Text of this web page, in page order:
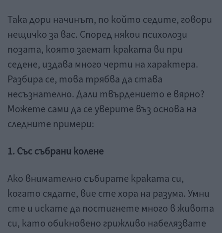
Така дори начинът, по който седите, говори
нещичко за вас. Според някои психолози
позата, която заемат краката ви при
седене, издава много черти на характера.
Разбира се, това трябва да става
несъзнателно. Дали твърдението е вярно?
Можете сами да се уверите въз основа на
следните примери:
1. Със събрани колене
Ако внимателно събирате краката си,
когато сядате, вие сте хора на разума. Умни
сте и искате да постигнете много в живота
си, като обикновено грижливо набелязвате